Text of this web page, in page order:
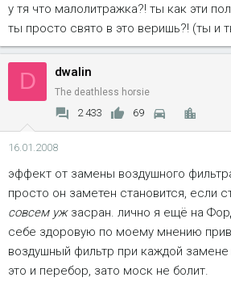
у тя что малолитражка?! ты как эти
ты просто свято в это веришь?! (ты и
D dwalin
The deathless horsie
2 433 69
16.01.2008
эффект от замены воздушного
просто он заметен становится, если
совсем ужзасран. лично я ещё на
себе здоровую по моему мнению
воздушный фильтр при каждой
это и перебор, зато моск не болит.